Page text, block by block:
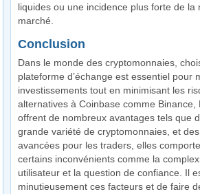
liquides ou une incidence plus forte de la
marché.
Conclusion
Dans le monde des cryptomonnaies,
plateforme d’échange est essentiel pour
investissements tout en minimisant les
alternatives à Coinbase comme Binance,
offrent de nombreux avantages tels que
grande variété de cryptomonnaies, et
avancées pour les traders, elles
certains inconvénients comme la
utilisateur et la question de confiance. Il
minutieusement ces facteurs et de faire